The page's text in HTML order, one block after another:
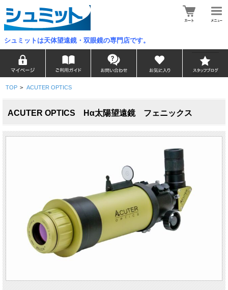
シュミットは天体望遠鏡・双眼鏡の専門店です。
TOP > ACUTER OPTICS
ACUTER OPTICS Hα太陽望遠鏡 フェニックス